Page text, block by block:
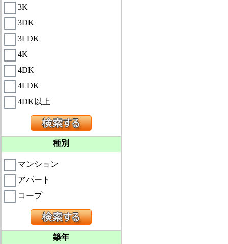
3K
3DK
3LDK
4K
4DK
4LDK
4DK以上
種別
マンション
アパート
コープ
築年